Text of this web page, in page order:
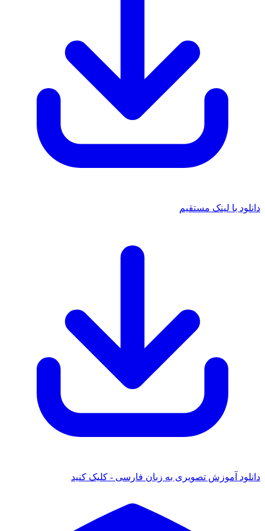
دانلود با لینک مستقیم
دانلود آموزش تصویری به زبان فارسی - کلیک کنید